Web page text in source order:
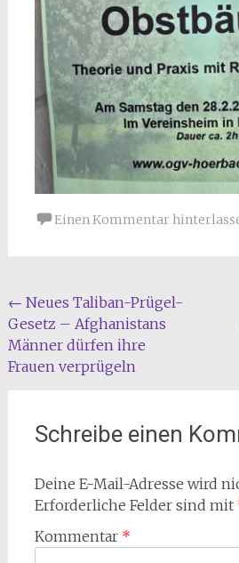
Einen Kommentar
Beitragsnavigation
← Neues Taliban-Prügel-
Gesetz – Afghanistans
Männer dürfen ihre
Frauen verprügeln
Schreibe einen
Deine E-Mail-Adresse wird
Erforderliche Felder sind mit
Kommentar *